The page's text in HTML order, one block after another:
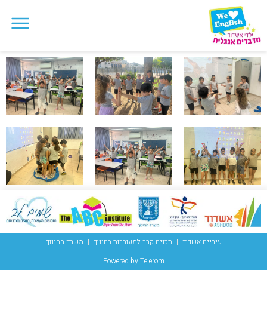
עיריית אשדוד תכנית קרב למעורבות בחינוך
משרד החינוך
Powered by Telerom